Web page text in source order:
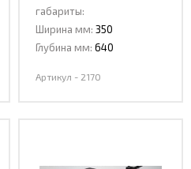
габариты:
Ширина мм: 350
Глубина мм: 640
Артикул - 2170